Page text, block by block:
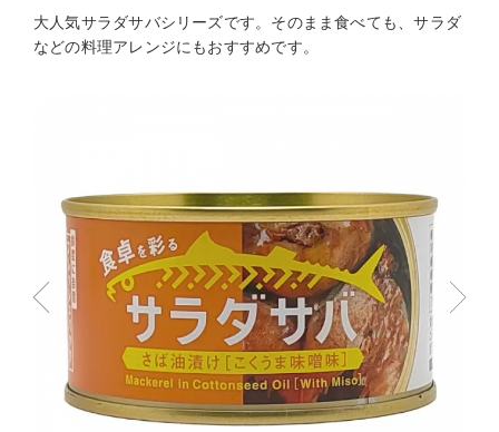
大人気サラダサバシリーズです。そのまま食べても、サラダ
などの料理アレンジにもおすすめです。